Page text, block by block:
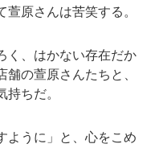
原さんは苦笑する。
く、はかない存在だか
の萱原さんたちと、
ちだ。
ように」と、心をこめ